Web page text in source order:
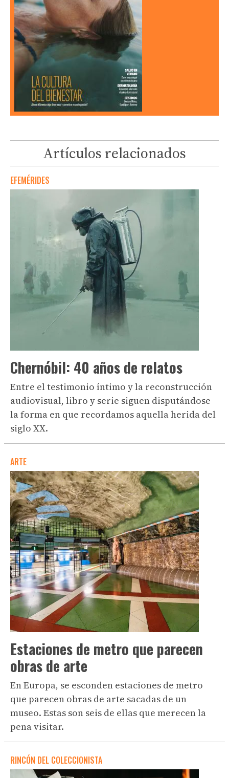
Artículos relacionados
EFEMÉRIDES
Chernóbil: 40 años de relatos
Entre el testimonio íntimo y la reconstrucción
audiovisual, libro y serie siguen disputándose
la forma en que recordamos aquella herida del
siglo XX.
ARTE
Estaciones de metro que parecen
obras de arte
En Europa, se esconden estaciones de metro
que parecen obras de arte sacadas de un
museo. Estas son seis de ellas que merecen la
pena visitar.
RINCÓN DEL COLECCIONISTA